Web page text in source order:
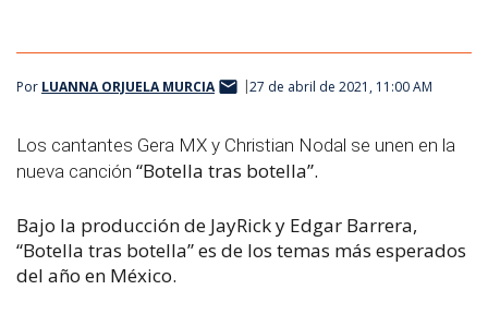
Por LUANNA ORJUELA MURCIA 27 de abril de 2021, 11:00 AM
Los cantantes Gera MX y Christian Nodal se unen en la
nueva canción “Botella tras botella”.
Bajo la producción de JayRick y Edgar Barrera,
“Botella tras botella” es de los temas más esperados
del año en México.